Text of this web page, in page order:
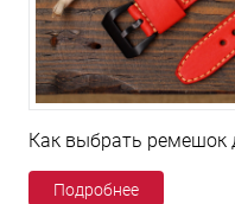
Как выбрать ремешок
Подробнее